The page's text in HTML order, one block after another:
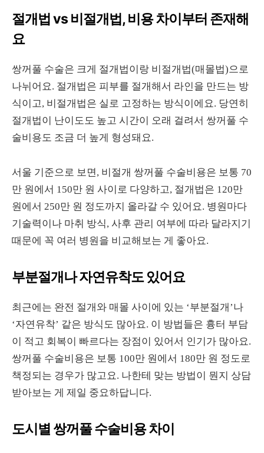
절개법 vs 비절개법, 비용 차이부터 존재해
요
쌍꺼풀 수술은 크게 절개법이랑 비절개법(매몰법)으로
나뉘어요. 절개법은 피부를 절개해서 라인을 만드는 방
식이고, 비절개법은 실로 고정하는 방식이에요. 당연히
절개법이 난이도도 높고 시간이 오래 걸려서 쌍꺼풀 수
술비용도 조금 더 높게 형성돼요.
서울 기준으로 보면, 비절개 쌍꺼풀 수술비용은 보통 70
만 원에서 150만 원 사이로 다양하고, 절개법은 120만
원에서 250만 원 정도까지 올라갈 수 있어요. 병원마다
기술력이나 마취 방식, 사후 관리 여부에 따라 달라지기
때문에 꼭 여러 병원을 비교해보는 게 좋아요.
부분절개나 자연유착도 있어요
최근에는 완전 절개와 매몰 사이에 있는 ‘부분절개’나
‘자연유착’ 같은 방식도 많아요. 이 방법들은 흉터 부담
이 적고 회복이 빠르다는 장점이 있어서 인기가 많아요.
쌍꺼풀 수술비용은 보통 100만 원에서 180만 원 정도로
책정되는 경우가 많고요. 나한테 맞는 방법이 뭔지 상담
받아보는 게 제일 중요하답니다.
도시별 쌍꺼풀 수술비용 차이